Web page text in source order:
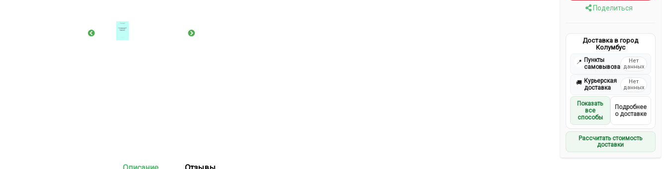
Поделиться
Доставка в город
Колумбус
📍 Пункты
самовывоза
Нет
данных
🚚 Курьерская
доставка
Нет
данных
Показать
все
способы
Подробнее
о доставке
Рассчитать стоимость
доставки